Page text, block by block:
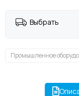
Выбрать
Промышленное